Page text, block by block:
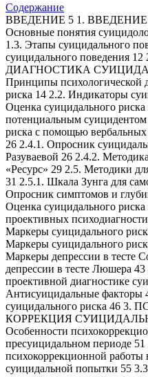
Содержание
ВВЕДЕНИЕ 5 1.
Основные понятия
1.3. Этапы суицидального
суицидального
ДИАГНОСТИКА
Принципы психологической
риска 14 2.2. Индикаторы
Оценка суицидального
потенциальным
риска с помощью
26 2.4.1. Опросник
Разуваевой 26 2.4.2.
«Ресурс» 29 2.5. Методики
31 2.5.1. Шкала Зунга для
Опросник симптомов и
Оценка суицидального
проективных
Маркеры суицидального
Маркеры суицидального
Маркеры депрессии в тесте
депрессии в тесте Люшера
проективной диагностике
Антисуицидальные факторы
суицидального риска 46
КОРРЕКЦИЯ
Особенности
пресуицидальном периоде
психокоррекционной
суицидальной попытки 55